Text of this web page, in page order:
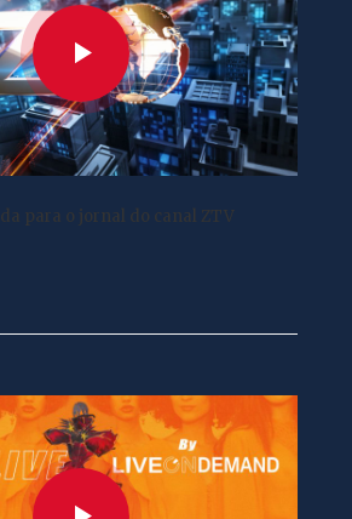
para o jornal do canal ZTV